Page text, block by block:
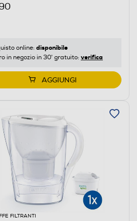
online: disponibile
in negozio in 30' gratuito: verifica
AGGIUNGI
FILTRANTI